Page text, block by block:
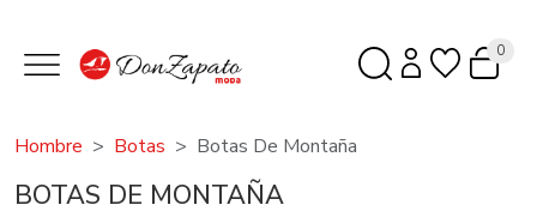
0
Hombre Botas Botas De Montaña
BOTAS DE MONTAÑA